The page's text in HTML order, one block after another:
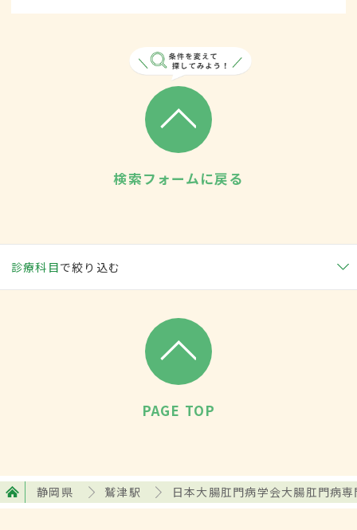
検索フォームに戻る
診療科目で絞り込む
PAGE TOP
静岡県 鷲津駅 日本大腸肛門病学会大腸肛門病